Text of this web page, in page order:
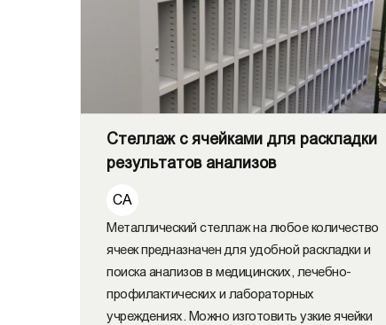
Стеллаж с ячейками для раскладки
результатов анализов
СА
Металлический стеллаж на любое количество
ячеек предназначен для удобной раскладки и
поиска анализов в медицинских, лечебно-
профилактических и лабораторных
учреждениях. Можно изготовить узкие ячейки